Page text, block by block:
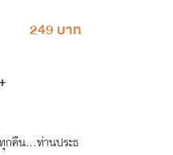
249 บาท
กคืน...ท่านประธ